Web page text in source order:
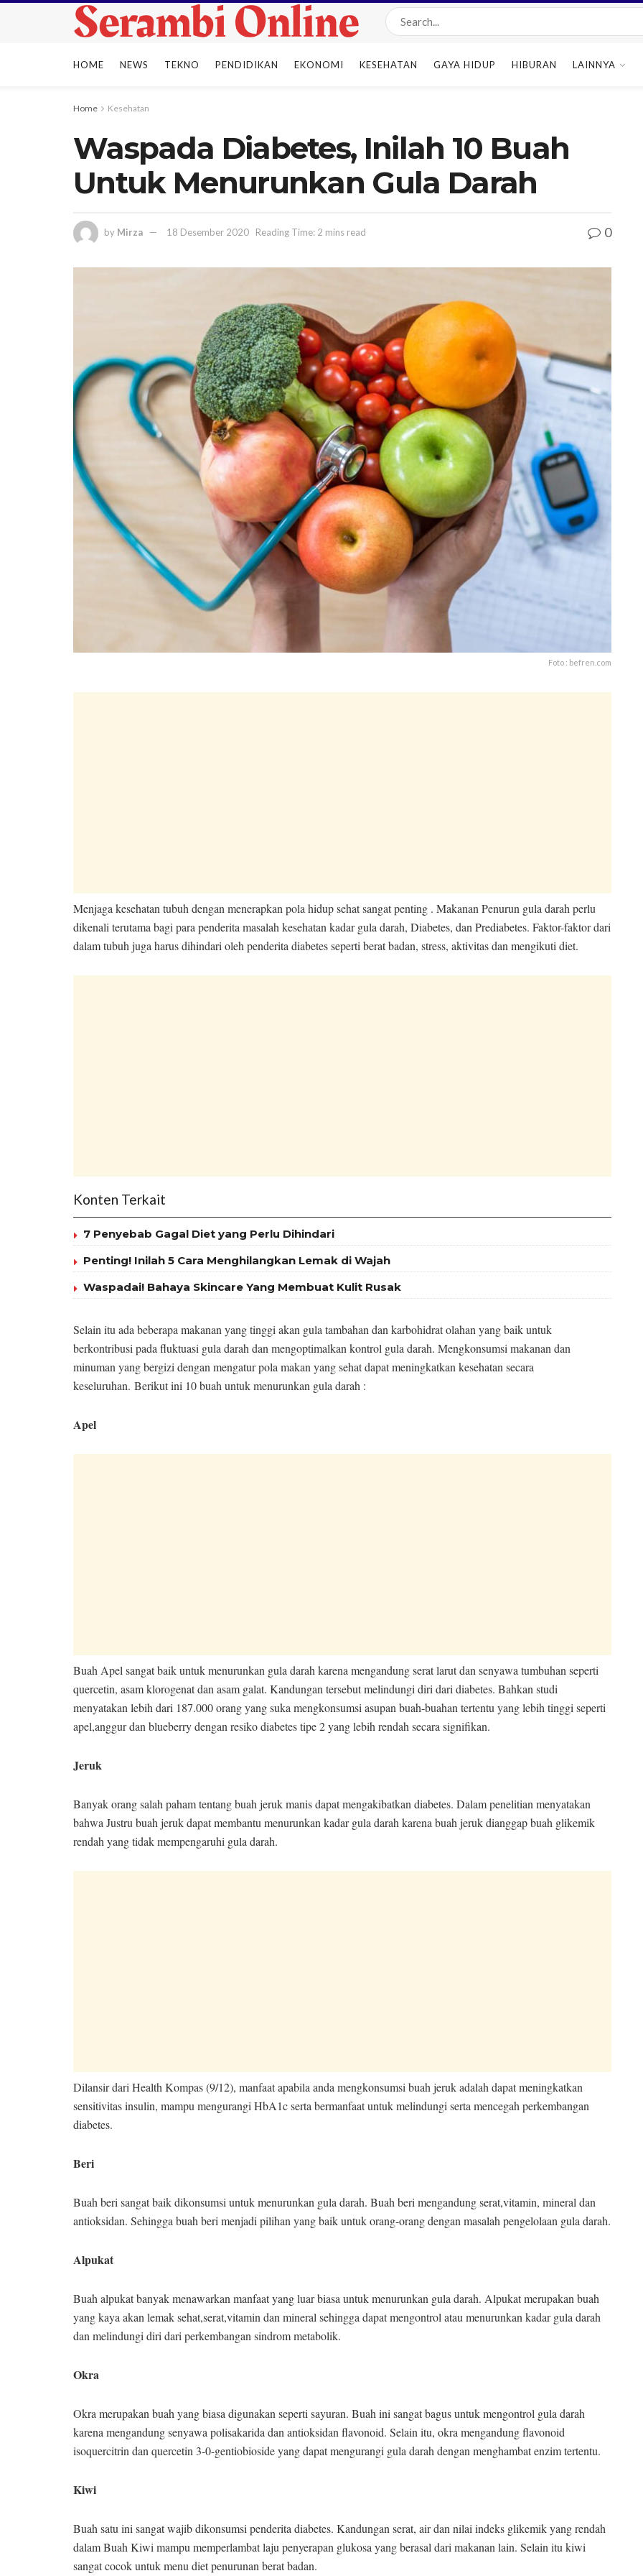
HOME NEWS TEKNO PENDIDIKAN EKONOMI KESEHATAN GAYA HIDUP HIBURAN LAINNYA
Home Kesehatan
Waspada Diabetes, Inilah 10 Buah
Untuk Menurunkan Gula Darah
by Mirza 18 Desember 2020 Reading Time: 2 mins read 0
Foto : befren.com
Menjaga kesehatan tubuh dengan menerapkan pola hidup sehat sangat penting . Makanan Penurun gula darah perlu
dikenali terutama bagi para penderita masalah kesehatan kadar gula darah, Diabetes, dan Prediabetes. Faktor-faktor dari
dalam tubuh juga harus dihindari oleh penderita diabetes seperti berat badan, stress, aktivitas dan mengikuti diet.
Konten Terkait
7 Penyebab Gagal Diet yang Perlu Dihindari
Penting! Inilah 5 Cara Menghilangkan Lemak di Wajah
Waspadai! Bahaya Skincare Yang Membuat Kulit Rusak
Selain itu ada beberapa makanan yang tinggi akan gula tambahan dan karbohidrat olahan yang baik untuk
berkontribusi pada fluktuasi gula darah dan mengoptimalkan kontrol gula darah. Mengkonsumsi makanan dan
minuman yang bergizi dengan mengatur pola makan yang sehat dapat meningkatkan kesehatan secara
keseluruhan. Berikut ini 10 buah untuk menurunkan gula darah :
Apel
Buah Apel sangat baik untuk menurunkan gula darah karena mengandung serat larut dan senyawa tumbuhan seperti
quercetin, asam klorogenat dan asam galat. Kandungan tersebut melindungi diri dari diabetes. Bahkan studi
menyatakan lebih dari 187.000 orang yang suka mengkonsumsi asupan buah-buahan tertentu yang lebih tinggi seperti
apel,anggur dan blueberry dengan resiko diabetes tipe 2 yang lebih rendah secara signifikan.
Jeruk
Banyak orang salah paham tentang buah jeruk manis dapat mengakibatkan diabetes. Dalam penelitian menyatakan
bahwa Justru buah jeruk dapat membantu menurunkan kadar gula darah karena buah jeruk dianggap buah glikemik
rendah yang tidak mempengaruhi gula darah.
Dilansir dari Health Kompas (9/12), manfaat apabila anda mengkonsumsi buah jeruk adalah dapat meningkatkan
sensitivitas insulin, mampu mengurangi HbA1c serta bermanfaat untuk melindungi serta mencegah perkembangan
diabetes.
Beri
Buah beri sangat baik dikonsumsi untuk menurunkan gula darah. Buah beri mengandung serat,vitamin, mineral dan
antioksidan. Sehingga buah beri menjadi pilihan yang baik untuk orang-orang dengan masalah pengelolaan gula darah.
Alpukat
Buah alpukat banyak menawarkan manfaat yang luar biasa untuk menurunkan gula darah. Alpukat merupakan buah
yang kaya akan lemak sehat,serat,vitamin dan mineral sehingga dapat mengontrol atau menurunkan kadar gula darah
dan melindungi diri dari perkembangan sindrom metabolik.
Okra
Okra merupakan buah yang biasa digunakan seperti sayuran. Buah ini sangat bagus untuk mengontrol gula darah
karena mengandung senyawa polisakarida dan antioksidan flavonoid. Selain itu, okra mengandung flavonoid
isoquercitrin dan quercetin 3-0-gentiobioside yang dapat mengurangi gula darah dengan menghambat enzim tertentu.
Kiwi
Buah satu ini sangat wajib dikonsumsi penderita diabetes. Kandungan serat, air dan nilai indeks glikemik yang rendah
dalam Buah Kiwi mampu memperlambat laju penyerapan glukosa yang berasal dari makanan lain. Selain itu kiwi
sangat cocok untuk menu diet penurunan berat badan.